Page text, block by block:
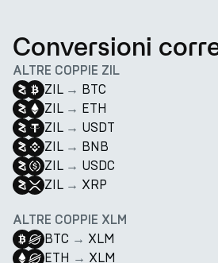
Conversioni
ALTRE COPPIE ZIL
ZIL → BTC
ZIL → ETH
ZIL → USDT
ZIL → BNB
ZIL → USDC
ZIL → XRP
ALTRE COPPIE XLM
BTC → XLM
ETH → XLM